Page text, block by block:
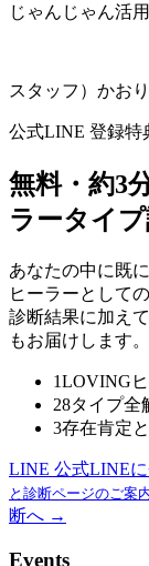
じゃんじゃん活
スタッフ）かおり
公式LINE 登録特
無料・約3
ラータイプ
あなたの中に既
ヒーラーとして
診断結果に加えて
もお届けします。
1LOVING
28タイプ全
3存在肯定
LINE 公式LINE
と診断ページのご案
断へ →
Events